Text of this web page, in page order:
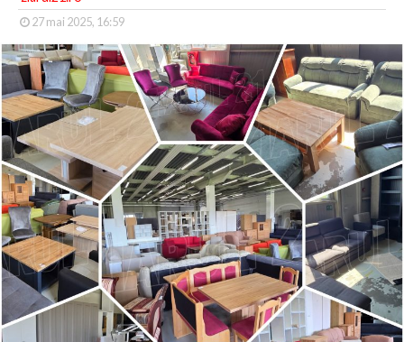
27 mai 2025, 16:59